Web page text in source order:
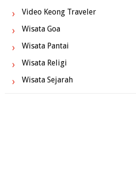
Video Keong Traveler
Wisata Goa
Wisata Pantai
Wisata Religi
Wisata Sejarah